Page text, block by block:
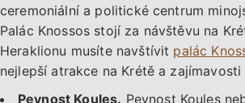
ceremoniální a politické centrum
Palác Knossos stojí za návštěvu na
Heraklionu musíte navštívit palác
nejlepší atrakce na Krétě a zajímavosti
Pevnost Koules. Pevnost Koules